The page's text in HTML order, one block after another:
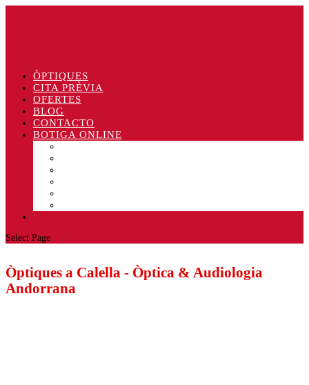
ÒPTIQUES
CITA PRÈVIA
OFERTES
BLOG
CONTACTO
BOTIGA ONLINE
Select Page
Òptiques a Calella - Òptica & Audiologia
Andorrana